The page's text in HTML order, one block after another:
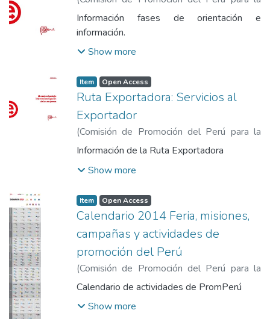
Exportación y el Turismo
2014)Comisión
de Promoción del Perú para la Exportación
Información fases de orientación e
información.
Show more
Item Open Access
Ruta Exportadora: Servicios al
Exportador
(Comisión de Promoción del Perú para la
Exportación y el Turismo,2014)
y el Turismo
Información de la Ruta Exportadora
Show more
Item Open Access
Calendario 2014 Feria, misiones,
campañas y actividades de
promoción del Perú
(Comisión de Promoción del Perú para la
Exportación y el Turismo ,2014)Comisión
y el Turismo
Calendario de actividades de PromPerú
Show more